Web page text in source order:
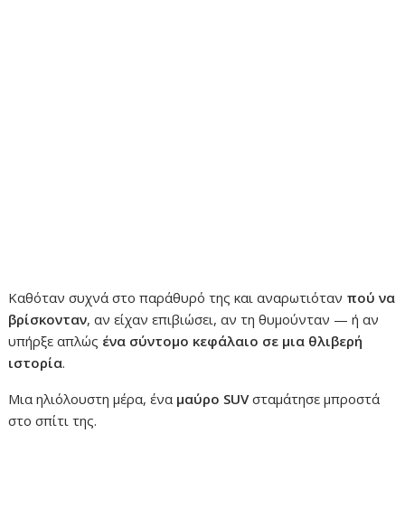
Καθόταν συχνά στο παράθυρό της και αναρωτιόταν πού να
βρίσκονταν, αν είχαν επιβιώσει, αν τη θυμούνταν — ή αν
υπήρξε απλώς ένα σύντομο κεφάλαιο σε μια θλιβερή
ιστορία.
Μια ηλιόλουστη μέρα, ένα μαύρο SUVσταμάτησε μπροστά
στο σπίτι της.